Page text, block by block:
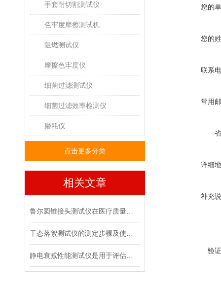
手套耐切割测试仪
色牢度摩擦测试机
阻燃测试仪
摩擦色牢度仪
细菌过滤测试仪
细菌过滤效率检测仪
磨耗仪
点击更多分类
相关文章
您的
您的
联系
常用
详细
补充
验